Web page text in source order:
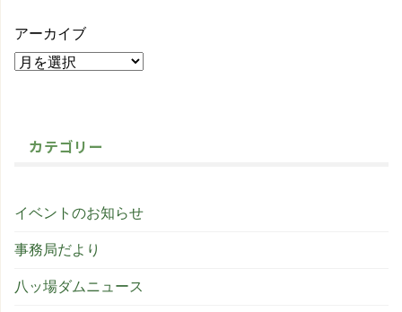
アーカイブ
カテゴリー
イベントのお知らせ
事務局だより
八ッ場ダムニュース